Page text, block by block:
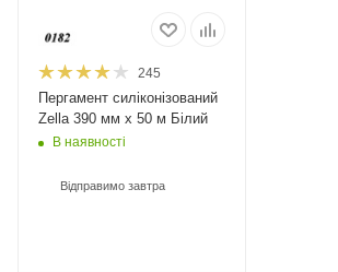
245
Пергамент силіконізований
Zella 390 мм х 50 м Білий
В наявності
Відправимо завтра